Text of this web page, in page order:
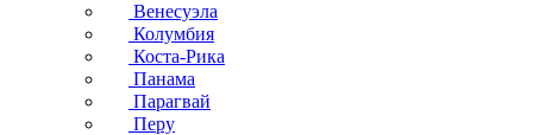
Венесуэла
Колумбия
Коста-Рика
Панама
Парагвай
Перу